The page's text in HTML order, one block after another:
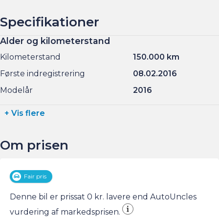
Specifikationer
Alder og kilometerstand
Kilometerstand
150.000 km
Første indregistrering
08.02.2016
Modelår
2016
+ Vis flere
Om prisen
Fair pris
Denne bil er prissat 0 kr. lavere end AutoUncles
vurdering af markedsprisen.